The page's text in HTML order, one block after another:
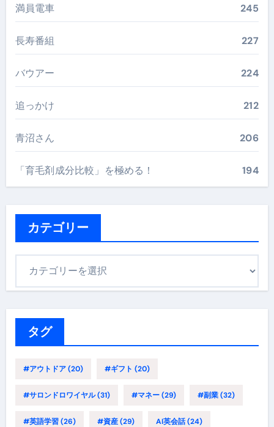
満員電車 245
長寿番組 227
バウアー 224
追っかけ 212
青沼さん 206
「育毛剤成分比較」を極める！ 194
カテゴリー
タグ
#アウトドア(20) #ギフト (20)
#サロンドロワイヤル(31) #マネー(29) #副業(32)
#英語学習(26) #資産(29) AI英会話(24)